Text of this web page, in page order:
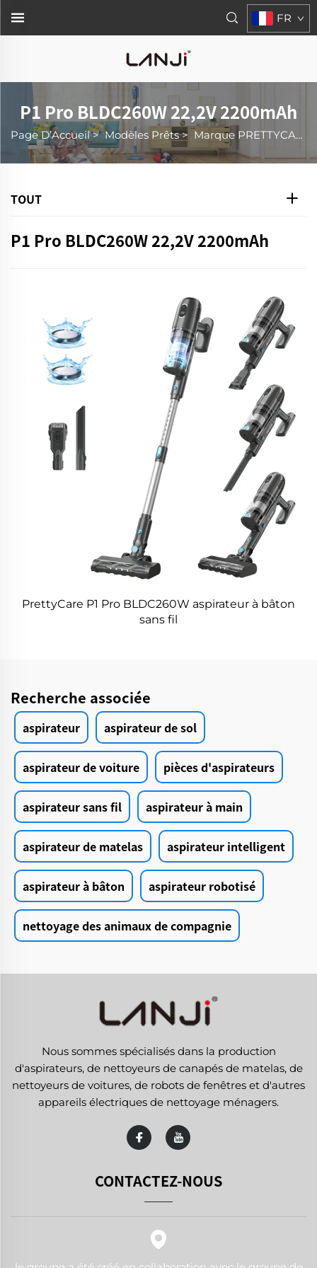
FR
P1 Pro BLDC260W 22,2V 2200mAh
Page D’Accueil>Modèles Prêts> Marque PRETTYCARE
TOUT
P1 Pro BLDC260W 22,2V 2200mAh
PrettyCare P1 Pro BLDC260W aspirateur à bâton
sans fil
Recherche associée
aspirateur aspirateur de sol
aspirateur de voiture pièces d'aspirateurs
aspirateur sans fil aspirateur à main
aspirateur de matelas aspirateur intelligent
aspirateur à bâton aspirateur robotisé
nettoyage des animaux de compagnie
Nous sommes spécialisés dans la production
d'aspirateurs, de nettoyeurs de canapés de matelas, de
nettoyeurs de voitures, de robots de fenêtres et d'autres
appareils électriques de nettoyage ménagers.
CONTACTEZ-NOUS